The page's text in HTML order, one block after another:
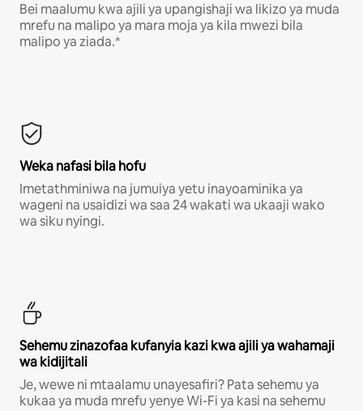
Bei maalumu kwa ajili ya upangishaji wa likizo ya muda
mrefu na malipo ya mara moja ya kila mwezi bila
malipo ya ziada.*
Weka nafasi bila hofu
Imetathminiwa na jumuiya yetu inayoaminika ya
wageni na usaidizi wa saa 24 wakati wa ukaaji wako
wa siku nyingi.
Sehemu zinazofaa kufanyia kazi kwa ajili ya wahamaji
wa kidijitali
Je, wewe ni mtaalamu unayesafiri? Pata sehemu ya
kukaa ya muda mrefu yenye Wi-Fi ya kasi na sehemu